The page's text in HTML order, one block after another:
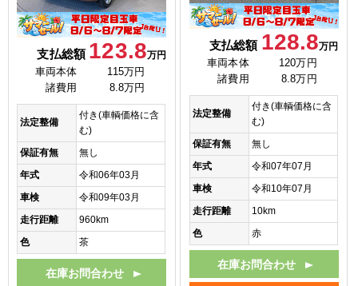
支払総額 123.8万円
車両本体
115万円
諸費用
8.8万円
法定整備
付き(車輌価格に含
む)
保証有無
無し
年式
令和06年03月
車検
令和09年03月
走行距離
960km
色
茶
在庫お問合わせ
支払総額 128.8万円
車両本体
120万円
諸費用
8.8万円
法定整備
付き(車輌価格に含
む)
保証有無
無し
年式
令和07年07月
車検
令和10年07月
走行距離
10km
色
赤
在庫お問合わせ